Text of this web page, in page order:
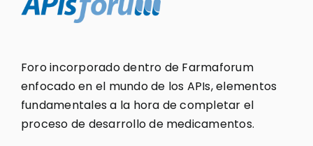
Foro incorporado dentro de Farmaforum
enfocado en el mundo de los APIs, elementos
fundamentales a la hora de completar el
proceso de desarrollo de medicamentos.